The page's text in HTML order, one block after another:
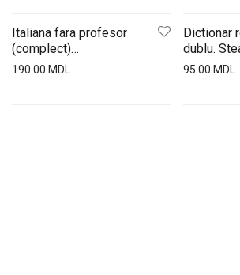
Italiana fara profesor
(complect)
ed.St.Nordului
190.00 MDL
Dictionar
dublu.
95.00 MDL